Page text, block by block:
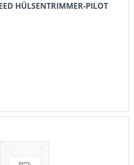
HÜLSENTRIMMER-PILOT